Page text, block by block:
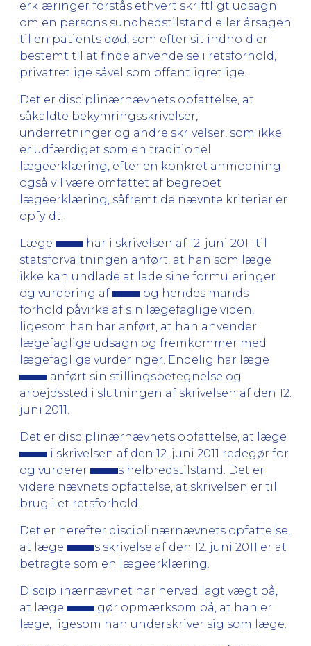
erklæringer forstås ethvert skriftligt udsagn
om en persons sundhedstilstand eller årsagen
til en patients død, som efter sit indhold er
bestemt til at finde anvendelse i retsforhold,
privatretlige såvel som offentligretlige.
Det er disciplinærnævnets opfattelse, at
såkaldte bekymringsskrivelser,
underretninger og andre skrivelser, som ikke
er udfærdiget som en traditionel
lægeerklæring, efter en konkret anmodning
også vil være omfattet af begrebet
lægeerklæring, såfremt de nævnte kriterier er
opfyldt.
Læge
har i skrivelsen af 12. juni 2011 til
statsforvaltningen anført, at han som læge
ikke kan undlade at lade sine formuleringer
og vurdering af
og hendes mands
forhold påvirke af sin lægefaglige viden,
ligesom han har anført, at han anvender
lægefaglige udsagn og fremkommer med
lægefaglige vurderinger. Endelig har læge
anført sin stillingsbetegnelse og
arbejdssted i slutningen af skrivelsen af den 12.
juni 2011.
Det er disciplinærnævnets opfattelse, at læge
i skrivelsen af den 12. juni 2011 redegør for
og vurderer
s helbredstilstand. Det er
videre nævnets opfattelse, at skrivelsen er til
brug i et retsforhold.
Det er herefter disciplinærnævnets opfattelse,
at læge
s skrivelse af den 12. juni 2011 er at
betragte som en lægeerklæring.
Disciplinærnævnet har herved lagt vægt på,
at læge
gør opmærksom på, at han er
læge, ligesom han underskriver sig som læge.